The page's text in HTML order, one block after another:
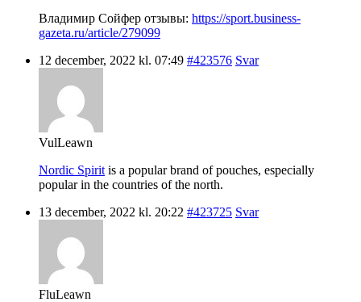
Владимир Сойфер отзывы: https://sport.business-
gazeta.ru/article/279099
12 december, 2022 kl. 07:49 #423576 Svar
VulLeawn
Nordic Spirit is a popular brand of pouches, especially
popular in the countries of the north.
13 december, 2022 kl. 20:22 #423725 Svar
FluLeawn